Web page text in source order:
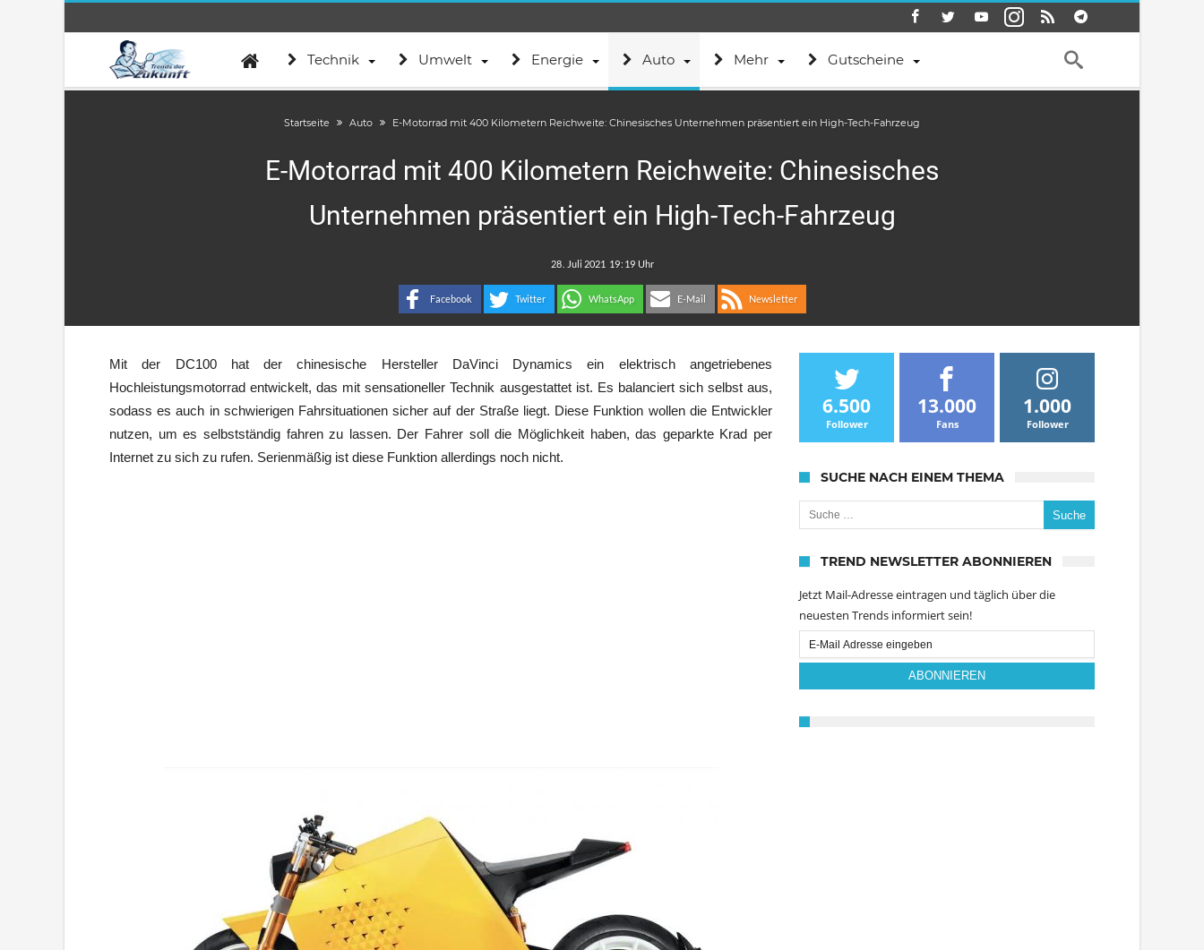
Technik Umwelt Energie Auto Mehr Gutscheine
Startseite Auto E-Motorrad mit 400 Kilometern Reichweite: Chinesisches Unternehmen präsentiert ein High-Tech-Fahrzeug
E-Motorrad mit 400 Kilometern Reichweite: Chinesisches
Unternehmen präsentiert ein High-Tech-Fahrzeug
:
Facebook Twitter WhatsApp E-Mail Newsletter
Mit der DC100 hat der chinesische Hersteller DaVinci Dynamics ein elektrisch angetriebenes
Hochleistungsmotorrad entwickelt, das mit sensationeller Technik ausgestattet ist. Es balanciert sich selbst aus,
sodass es auch in schwierigen Fahrsituationen sicher auf der Straße liegt. Diese Funktion wollen die Entwickler
nutzen, um es selbstständig fahren zu lassen. Der Fahrer soll die Möglichkeit haben, das geparkte Krad per
Internet zu sich zu rufen. Serienmäßig ist diese Funktion allerdings noch nicht.
6.500
Follower
13.000
Fans
1.000
Follower
SUCHE NACH EINEM THEMA
Suche nach:
TREND NEWSLETTER ABONNIEREN
Jetzt Mail-Adresse eintragen und täglich über die
neuesten Trends informiert sein!
Email
Subscription
ABONNIEREN